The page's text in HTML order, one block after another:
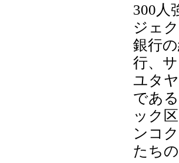
300人
ジェ
銀行
行、
ユタ
であ
ック
ンコ
たち